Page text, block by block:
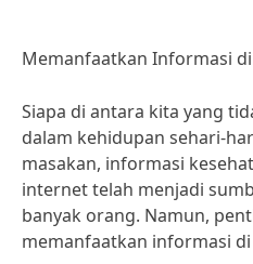
Memanfaatkan Informasi
Siapa di antara kita yang
dalam kehidupan sehari-
masakan, informasi
internet telah menjadi
banyak orang. Namun,
memanfaatkan informasi